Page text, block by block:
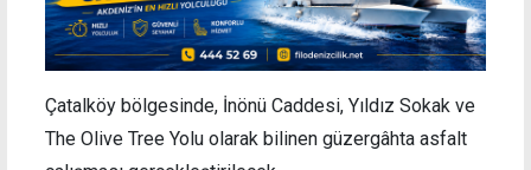
Çatalköy bölgesinde, İnönü Caddesi, Yıldız Sokak ve
The Olive Tree Yolu olarak bilinen güzergâhta asfalt